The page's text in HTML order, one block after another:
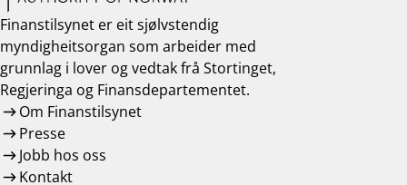
Finanstilsynet er eit sjølvstendig
myndigheitsorgan som arbeider med
grunnlag i lover og vedtak frå Stortinget,
Regjeringa og Finansdepartementet.
Om Finanstilsynet
Presse
Jobb hos oss
Kontakt